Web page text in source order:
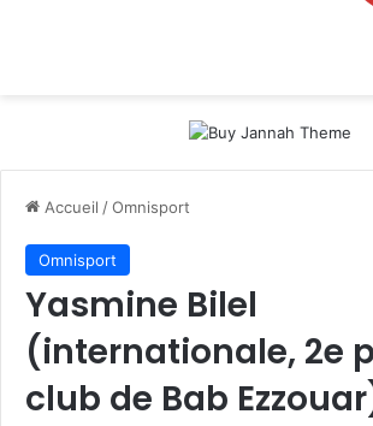
Accueil /Omnisport
Omnisport
Yasmine Bilel
(internationale, 2e
club de Bab